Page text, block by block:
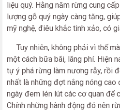
liệu quý. Hằng năm rừng cung
lượng gỗ quý ngày càng tăng,
mỹ nghệ, điêu khắc tinh xảo, có
Tuy nhiên, không phải vì thế
một cách bữa bãi, lãng phí. Hiện
tự ý phá rừng làm nương rẫy, rồi
nhất là những đợt nắng nóng cao
ngày đem lén lút các cơ quan để
Chính những hành động đó nên